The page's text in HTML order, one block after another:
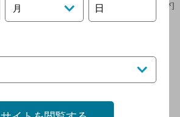
[情報提供：ぐるなび]
ワイン&チーズ マリアージュ
月 日